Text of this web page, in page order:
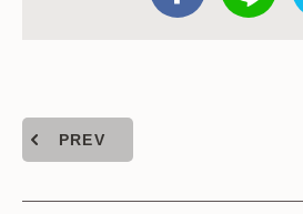
PREV